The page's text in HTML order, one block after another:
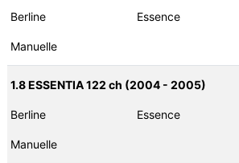
Berline Essence
Manuelle
1.8 ESSENTIA 122 ch (2004 - 2005)
Berline Essence
Manuelle